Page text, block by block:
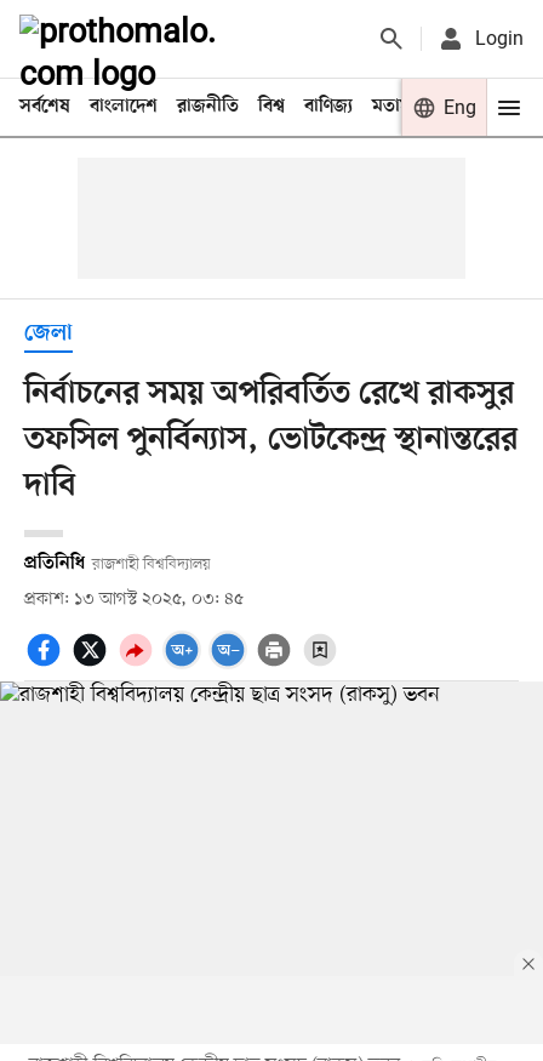
Login
সর্বশেষ বাংলাদেশ রাজনীতি বিশ্ব বাণিজ্য মতামত খেলা
Eng
জেলা
নির্বাচনের সময় অপরিবর্তিত রেখে রাকসুর
তফসিল পুনর্বিন্যাস, ভোটকেন্দ্র স্থানান্তরের
দাবি
প্রতিনিধি রাজশাহী বিশ্ববিদ্যালয়
প্রকাশ: ১৩ আগস্ট ২০২৫, ০৩: ৪৫